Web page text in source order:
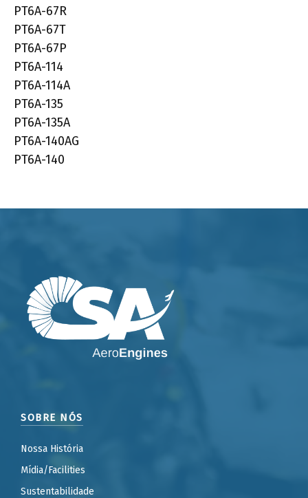
PT6A-67R
PT6A-67T
PT6A-67P
PT6A-114
PT6A-114A
PT6A-135
PT6A-135A
PT6A-140AG
PT6A-140
SOBRE NÓS
Nossa História
Mídia/Facilities
Sustentabilidade